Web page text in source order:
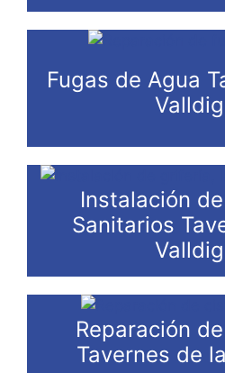
Fugas de Agua
Instalación
Sanitarios
Reparación
Tavernes de